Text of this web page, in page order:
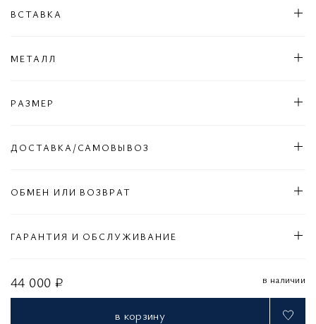
44 000 ₽ в наличии
в корзину
ВСТАВКА
МЕТАЛЛ
РАЗМЕР
ДОСТАВКА/САМОВЫВОЗ
ОБМЕН ИЛИ ВОЗВРАТ
ГАРАНТИЯ И ОБСЛУЖИВАНИЕ